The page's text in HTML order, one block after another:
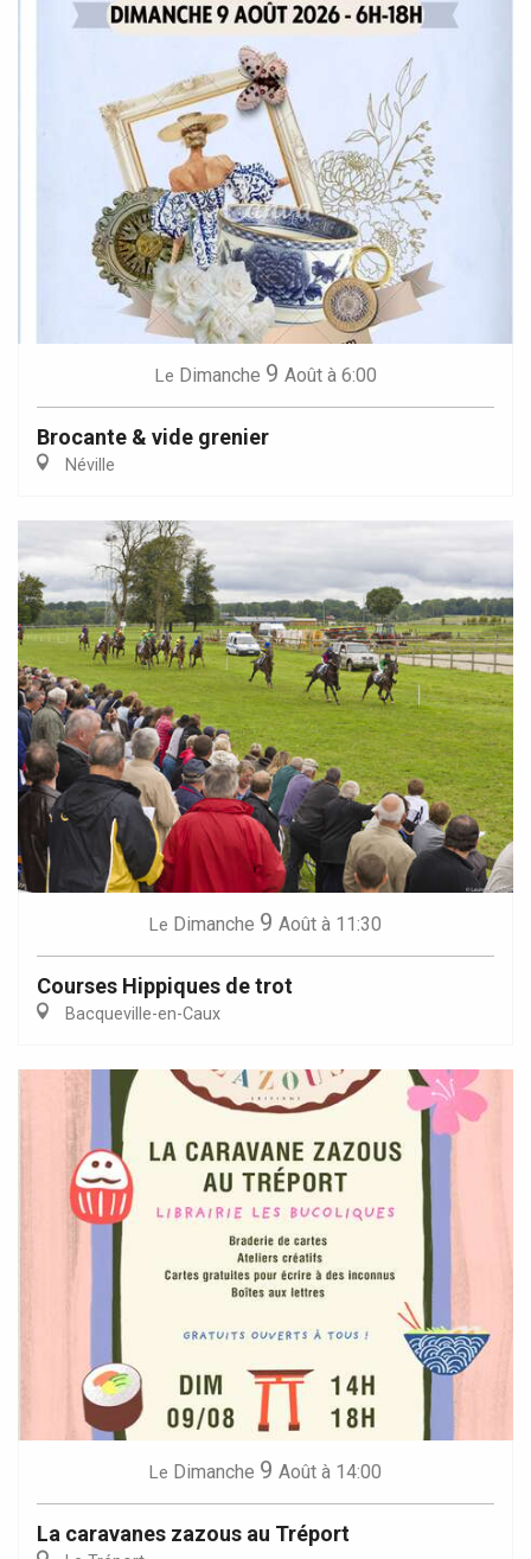
Le Dimanche 9 Août à 6:00
Brocante & vide grenier
Néville
Le Dimanche 9 Août à 11:30
Courses Hippiques de trot
Bacqueville-en-Caux
Le Dimanche 9 Août à 14:00
La caravanes zazous au Tréport